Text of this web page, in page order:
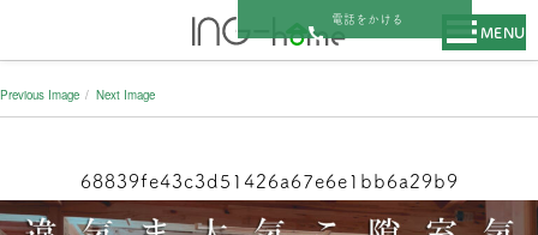
MENU
Previous Image Next Image
68839fe43c3d51426a67e6e1bb6a29b9
電話をかける